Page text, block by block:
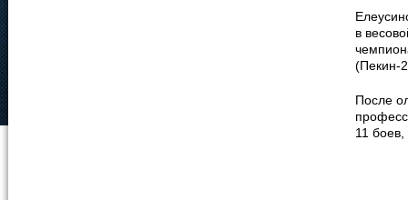
в
(Пекин-
После
11